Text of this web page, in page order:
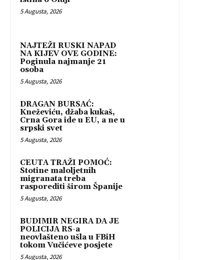
5 Augusta, 2026
NAJTEŽI RUSKI NAPAD
NA KIJEV OVE GODINE:
Poginula najmanje 21
osoba
5 Augusta, 2026
DRAGAN BURSAĆ:
Kneževiću, džaba kukaš,
Crna Gora ide u EU, a ne u
srpski svet
5 Augusta, 2026
CEUTA TRAŽI POMOĆ:
Stotine maloljetnih
migranata treba
rasporediti širom Španije
5 Augusta, 2026
BUDIMIR NEGIRA DA JE
POLICIJA RS-a
neovlašteno ušla u FBiH
tokom Vučićeve posjete
5 Augusta, 2026